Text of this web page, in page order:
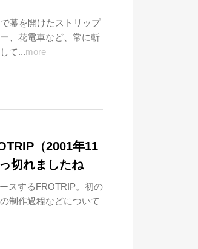
幕を開けたストリップ
、花電車など、常に斬
て...more
（2001年11
切れましたね
スするFROTRIP。初の
制作過程などについて